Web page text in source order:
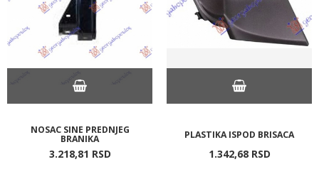
NOSAC SINE PREDNJEG
BRANIKA
3.218,81 RSD
PLASTIKA ISPOD BRISACA
1.342,68 RSD